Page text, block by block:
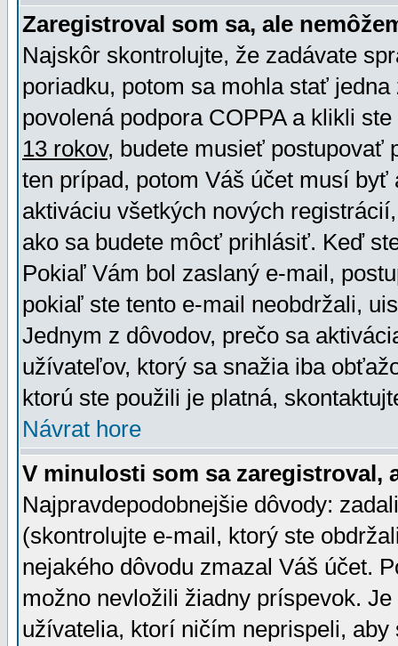
Zaregistroval som sa, ale
Najskôr skontrolujte, že zadávate
poriadku, potom sa mohla stať
povolená podpora COPPA a klikli
13 rokov, budete musieť postupovať
ten prípad, potom Váš účet musí
aktiváciu všetkých nových
ako sa budete môcť prihlásiť. Keď
Pokiaľ Vám bol zaslaný e-mail,
pokiaľ ste tento e-mail neobdržali,
Jednym z dôvodov, prečo sa
užívateľov, ktorý sa snažia iba
ktorú ste použili je platná,
Návrat hore
V minulosti som sa zaregistroval,
Najpravdepodobnejšie dôvody:
(skontrolujte e-mail, ktorý ste
nejakého dôvodu zmazal Váš účet.
možno nevložili žiadny príspevok.
užívatelia, ktorí ničím neprispeli,